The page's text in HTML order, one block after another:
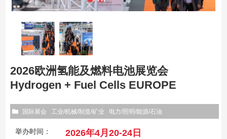
2026欧洲氢能及燃料电池展览会
Hydrogen + Fuel Cells EUROPE
国际展会 工业/机械/制造/矿业 电力/照明/能源/石油
举办时间： 2026年4月20-24日